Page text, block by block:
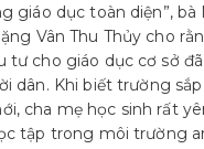
giáo dục toàn diện”, bà
Vân Thu Thủy cho
tư cho giáo dục cơ sở
dân. Khi biết trường
cha mẹ học sinh rất
tập trong môi trường